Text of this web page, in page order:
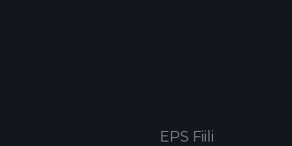
EPS Fiili